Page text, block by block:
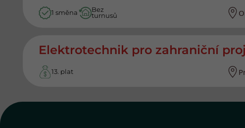
1 směna
Bez
turnusů
Elektrotechnik pro zahraniční
13. plat